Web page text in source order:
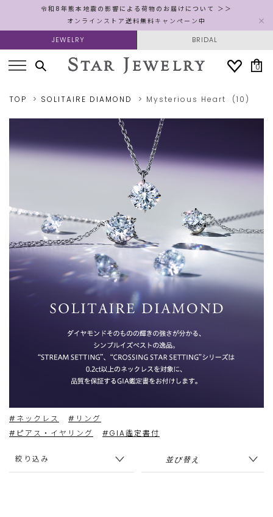
令和8年熊本地震の影響による荷物のお届けについて ＞＞
オンラインストア送料無料キャンペーン中
JEWELRY BRIDAL
0
TOP SOLITAIRE DIAMOND Mysterious Heart (10)
#ネックレス
#リング
#ピアス・イヤリング
#GIA鑑定書付
絞り込み